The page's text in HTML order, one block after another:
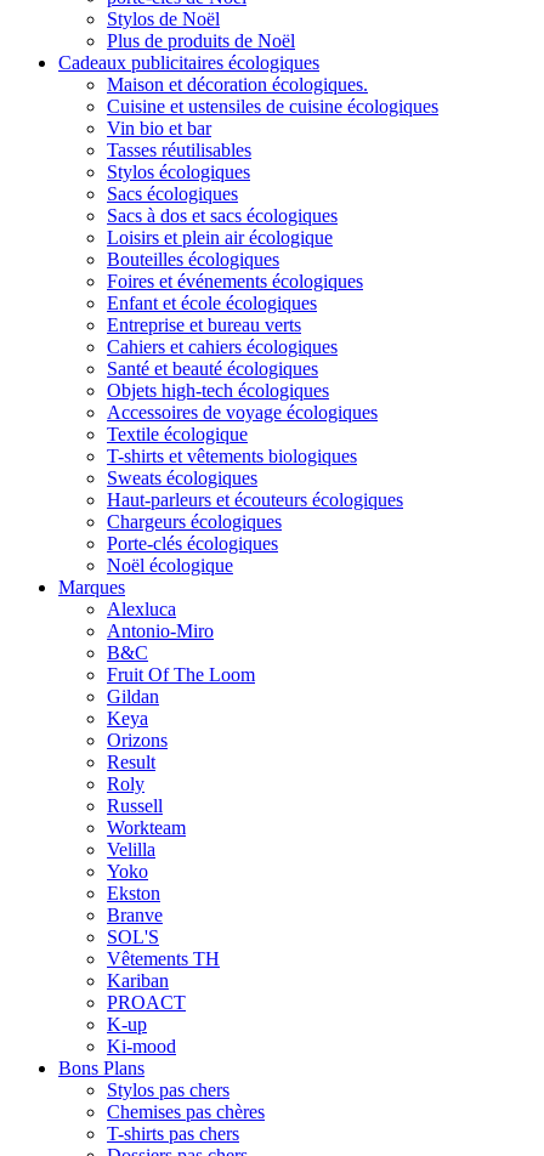
Stylos de Noël
Plus de produits de Noël
Cadeaux publicitaires écologiques
Maison et décoration écologiques.
Cuisine et ustensiles de cuisine écologiques
Vin bio et bar
Tasses réutilisables
Stylos écologiques
Sacs écologiques
Sacs à dos et sacs écologiques
Loisirs et plein air écologique
Bouteilles écologiques
Foires et événements écologiques
Enfant et école écologiques
Entreprise et bureau verts
Cahiers et cahiers écologiques
Santé et beauté écologiques
Objets high-tech écologiques
Accessoires de voyage écologiques
Textile écologique
T-shirts et vêtements biologiques
Sweats écologiques
Haut-parleurs et écouteurs écologiques
Chargeurs écologiques
Porte-clés écologiques
Noël écologique
Marques
Alexluca
Antonio-Miro
B&C
Fruit Of The Loom
Gildan
Keya
Orizons
Result
Roly
Russell
Workteam
Velilla
Yoko
Ekston
Branve
SOL'S
Vêtements TH
Kariban
PROACT
K-up
Ki-mood
Bons Plans
Stylos pas chers
Chemises pas chères
T-shirts pas chers